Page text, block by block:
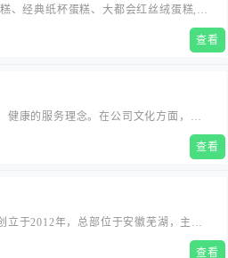
、经典纸杯蛋糕、大都会红丝绒蛋糕,均
生日,派对带来不同惊喜，与朋友们、家
查看
健康的服务理念。在公司文化方面，华
提倡高效的工作、轻松的生活和简单的行
查看
立于2012年，总部位于安徽芜湖，主营
包糕点、谷物制品、肉食卤味、方便速
查看